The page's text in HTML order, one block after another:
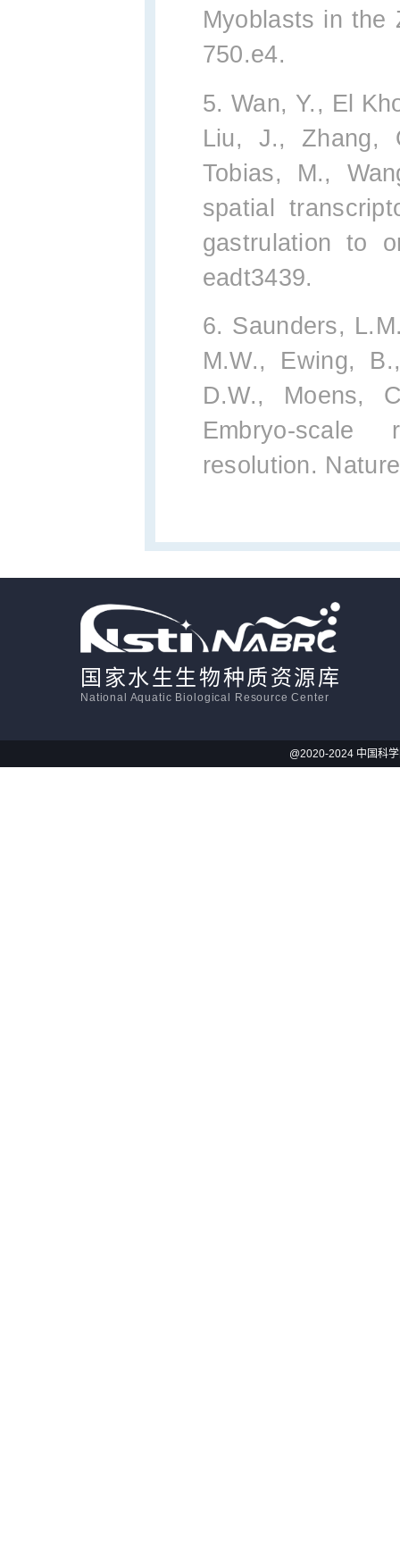
Myoblasts in the
750.e4.
5. Wan, Y., El
Liu, J., Zhang,
Tobias, M.,
spatial
gastrulation to
eadt3439.
6. Saunders,
M.W., Ewing,
D.W., Moens,
Embryo-
resolution.
国家水生生物种质资源库
National Aquatic Biological Resource Center
@2020-2024 中国科